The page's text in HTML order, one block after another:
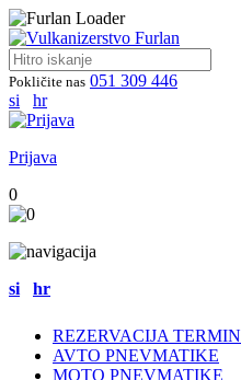
Pokličite nas 051 309 446
si
hr
Prijava
0
si hr
REZERVACIJA
AVTO PNEVMATIKE
MOTO PNEVMATIKE